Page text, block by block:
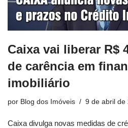
Caixa vai liberar R$
de carência em
imobiliário
por Blog dos Imóveis 9 de abril de
Caixa divulga novas medidas de